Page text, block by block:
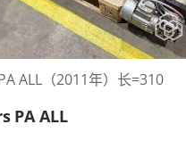
ALL（2011年）长=310
PA ALL